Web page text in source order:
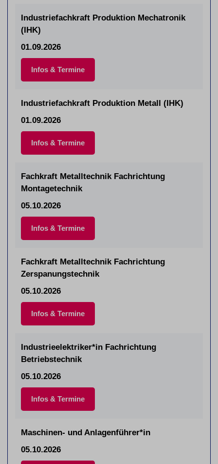
Industriefachkraft Produktion Mechatronik
(IHK)
01.09.2026
Infos & Termine
Industriefachkraft Produktion Metall (IHK)
01.09.2026
Infos & Termine
Fachkraft Metalltechnik Fachrichtung
Montagetechnik
05.10.2026
Infos & Termine
Fachkraft Metalltechnik Fachrichtung
Zerspanungstechnik
05.10.2026
Infos & Termine
Industrieelektriker*in Fachrichtung
Betriebstechnik
05.10.2026
Infos & Termine
Maschinen- und Anlagenführer*in
05.10.2026